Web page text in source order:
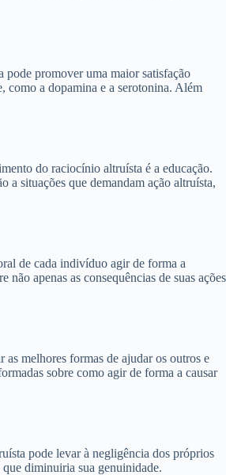
promover uma maior satisfação
como a dopamina e a serotonina. Além
do raciocínio altruísta é a educação.
a situações que demandam ação altruísta,
de cada indivíduo agir de forma a
apenas as consequências de suas ações
melhores formas de ajudar os outros e
sobre como agir de forma a causar
pode levar à negligência dos próprios
diminuiria sua genuinidade.